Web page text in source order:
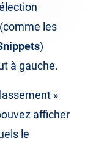
les
)
à gauche.
»
afficher
le